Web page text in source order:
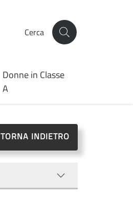
Cerca
Donne in Classe
A
TORNA INDIETRO